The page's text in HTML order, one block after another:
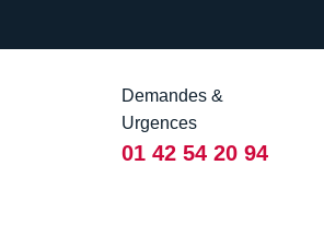
Demandes &
Urgences
01 42 54 20 94